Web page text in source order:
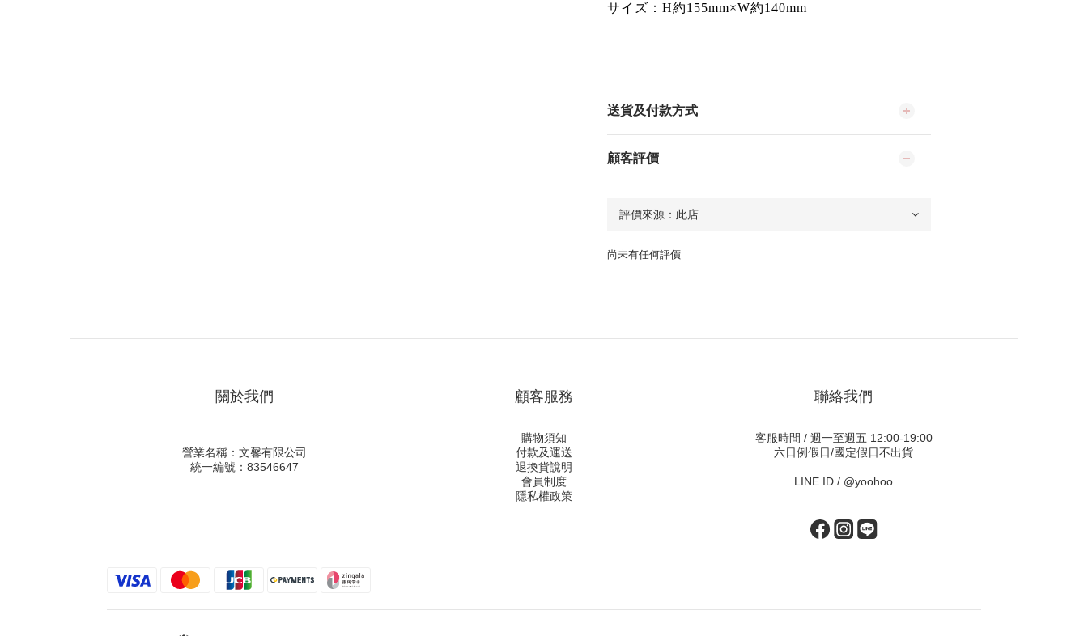
サイズ：H約155mm×W約140mm
送貨及付款方式
顧客評價
尚未有任何評價
關於我們
營業名稱：文馨有限公司
統一編號：83546647
顧客服務
購物須知
付款及運送
退換貨說明
會員制度
隱私權政策
聯絡我們
客服時間 / 週一至週五 12:00-19:00
六日例假日/國定假日不出貨
LINE ID / @yoohoo